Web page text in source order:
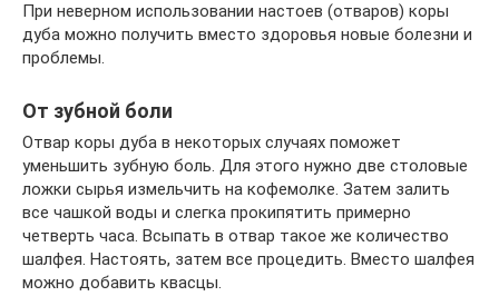
При неверном использовании настоев (отваров) коры
дуба можно получить вместо здоровья новые болезни и
проблемы.
От зубной боли
Отвар коры дуба в некоторых случаях поможет
уменьшить зубную боль. Для этого нужно две столовые
ложки сырья измельчить на кофемолке. Затем залить
все чашкой воды и слегка прокипятить примерно
четверть часа. Всыпать в отвар такое же количество
шалфея. Настоять, затем все процедить. Вместо шалфея
можно добавить квасцы.